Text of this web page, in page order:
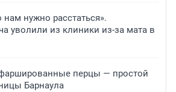
нам нужно расстаться».
уволили из клиники из-за мата в
перцы — простой
Барнаула